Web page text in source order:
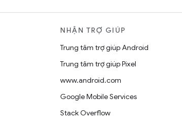
NHẬN TRỢ GIÚP
Trung tâm trợ giúp Android
Trung tâm trợ giúp Pixel
www.android.com
Google Mobile Services
Stack Overflow